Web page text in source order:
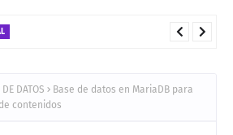
DE DATOS
Base de datos en MariaDB para
contenidos